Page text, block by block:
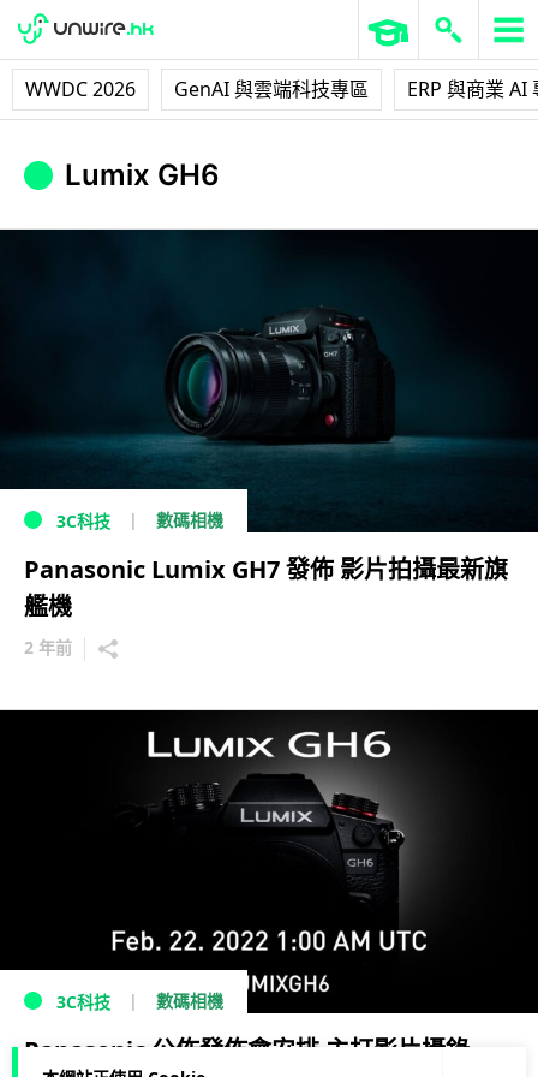
WWDC 2026 GenAI 與雲端科技專區 ERP 與商業 AI
Lumix GH6
3C科技 數碼相機
Panasonic Lumix GH7 發佈 影片拍攝最新旗
艦機
2 年前
3C科技 數碼相機
Panasonic 公佈發佈會安排 主打影片攝錄